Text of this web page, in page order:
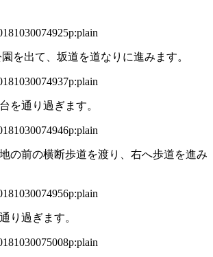
出て、坂道を道なりに進みます。
通り過ぎます。
前の横断歩道を渡り、右へ歩道を進み
過ぎます。